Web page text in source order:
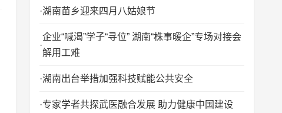
湖南苗乡迎来四月八姑娘节
企业“喊渴”学子“寻位” 湖南“株事暖企”专场对接会
解用工难
湖南出台举措加强科技赋能公共安全
专家学者共探武医融合发展 助力健康中国建设